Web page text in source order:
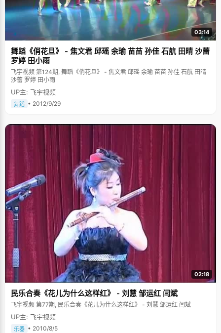
03:14
舞蹈《俏花旦》 - 焦文君 邱瑶 余瑜 苗苗 孙佳 石航 田晴 沙蕾
罗婷 田小雨
飞宇视频 第124期, 舞蹈《俏花旦》 - 焦文君 邱瑶 余瑜 苗苗 孙佳 石航 田晴
沙蕾 罗婷 田小雨
UP主: 飞宇视频
舞蹈 • 2012/9/29
02:18
民乐合奏《花儿为什么这样红》 - 刘慧 邹运红 闫斌
飞宇视频 第77期, 民乐合奏《花儿为什么这样红》 - 刘慧 邹运红 闫斌
UP主: 飞宇视频
乐器 • 2010/8/5